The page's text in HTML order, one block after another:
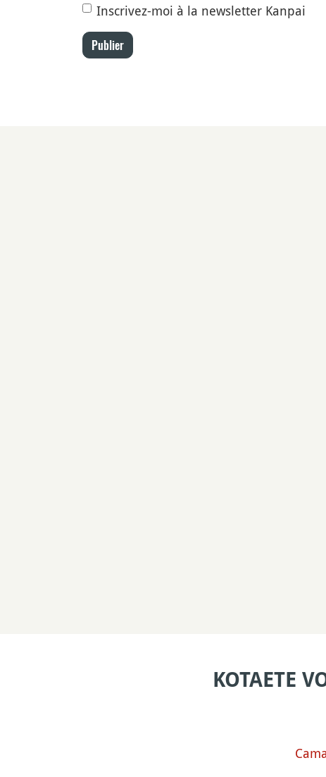
Inscrivez-moi à la newsletter Kanpai
Publier
KOTAETE